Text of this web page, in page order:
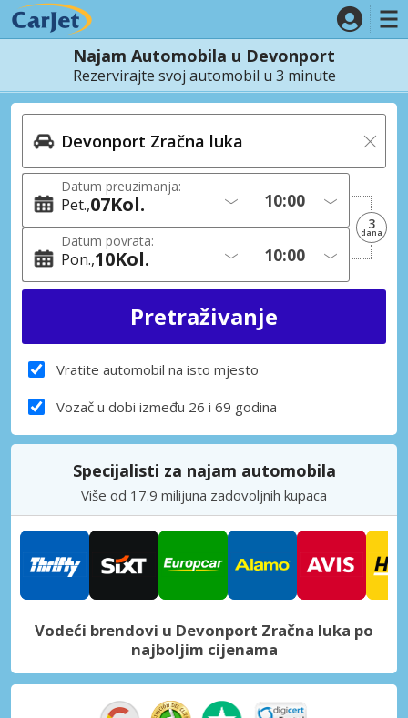
Najam Automobila u Devonport
Rezervirajte svoj automobil u 3 minute
Datum preuzimanja:
Pet. 07Kol.
Datum povrata:
Pon. 10Kol.
3
dana
Vratite automobil na isto mjesto
Vozač u dobi između 26 i 69 godina
Specijalisti za najam automobila
Više od 17.9 milijuna zadovoljnih kupaca
Vodeći brendovi u Devonport Zračna luka po
najboljim cijenama